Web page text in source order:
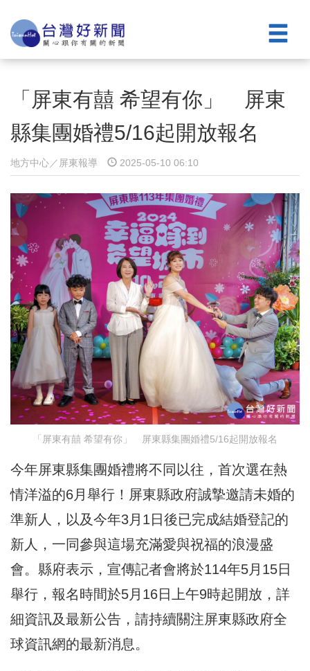
「屏東有囍 希望有你」 屏東
縣集團婚禮5/16起開放報名
地方中心／屏東報導 2025-05-10 06:10
「屏東有囍 希望有你」 屏東縣集團婚禮5/16起開放報名
今年屏東縣集團婚禮將不同以往，首次選在熱
情洋溢的6月舉行！屏東縣政府誠摯邀請未婚的
準新人，以及今年3月1日後已完成結婚登記的
新人，一同參與這場充滿愛與祝福的浪漫盛
會。縣府表示，宣傳記者會將於114年5月15日
舉行，報名時間於5月16日上午9時起開放，詳
細資訊及最新公告，請持續關注屏東縣政府全
球資訊網的最新消息。